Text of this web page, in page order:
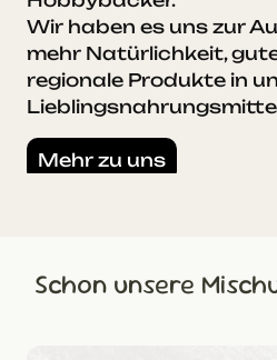
Wir haben es uns zur
mehr Natürlichkeit,
regionale Produkte in
Mehr zu uns
Schon unsere